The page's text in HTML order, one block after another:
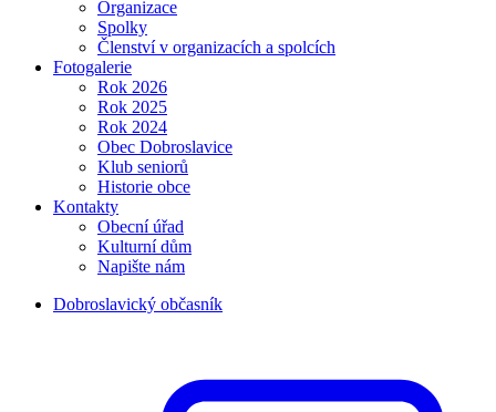
Organizace
Spolky
Členství v organizacích a spolcích
Fotogalerie
Rok 2026
Rok 2025
Rok 2024
Obec Dobroslavice
Klub seniorů
Historie obce
Kontakty
Obecní úřad
Kulturní dům
Napište nám
Dobroslavický občasník